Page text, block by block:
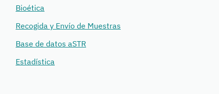
Bioética
Recogida y Envío de Muestras
Base de datos aSTR
Estadística